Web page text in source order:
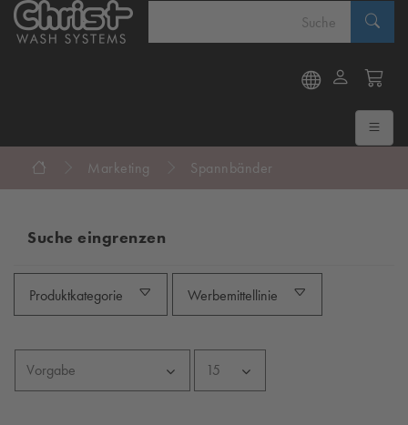
Marketing Spannbänder
Suche eingrenzen
Produktkategorie Werbemittellinie